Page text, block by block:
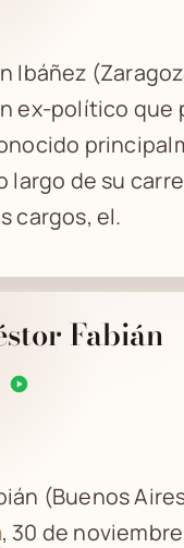
Ibáñez
ex-político que
largo de su
cargos, el.
Fabián
(Buenos
, 30 de